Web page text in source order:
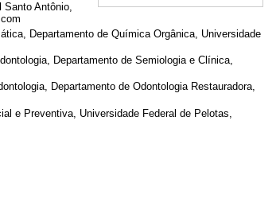
Santo Antônio,
Departamento de Química Orgânica, Universidade
Departamento de Semiologia e Clínica,
Departamento de Odontologia Restauradora,
e Preventiva, Universidade Federal de Pelotas,